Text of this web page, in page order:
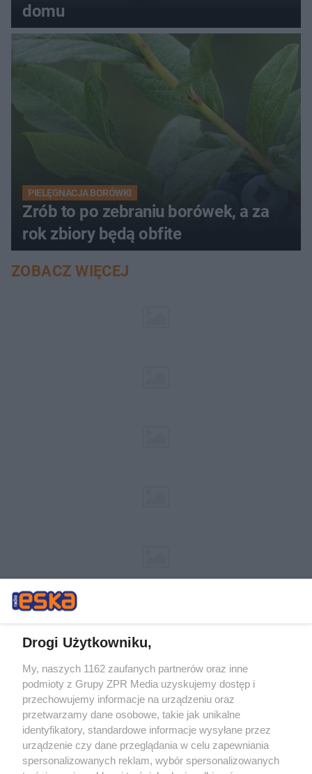
domu
PIELĘGNACJA BORÓWKI
Zrób to po zebraniu borówek, a za
rok zbiory będą obfite
ZOBACZ WIĘCEJ
Żaden utwór zamieszczony w serwisie nie może być powielany i
rozpowszechniany lub dalej rozpowszechniany w jakikolwiek sposób (w
tym także elektroniczny lub mechaniczny) na jakimkolwiek polu
eksploatacji w jakiejkolwiek formie, włącznie z umieszczaniem w
Internecie bez pisemnej zgody właściciela praw. Jakiekolwiek użycie lub
wykorzystanie utworów w całości lub w części z naruszeniem prawa,
tzn. bez właściwej zgody, jest zabronione pod groźbą kary i może być
ścigane prawnie.
Drogi Użytkowniku,
My, naszych 1162 zaufanych partnerów oraz inne
podmioty z Grupy ZPR Media uzyskujemy dostęp i
przechowujemy informacje na urządzeniu oraz
przetwarzamy dane osobowe, takie jak unikalne
identyfikatory, standardowe informacje wysyłane przez
urządzenie czy dane przeglądania w celu zapewniania
spersonalizowanych reklam, wybór spersonalizowanych